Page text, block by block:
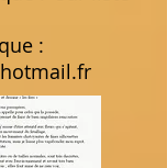
: